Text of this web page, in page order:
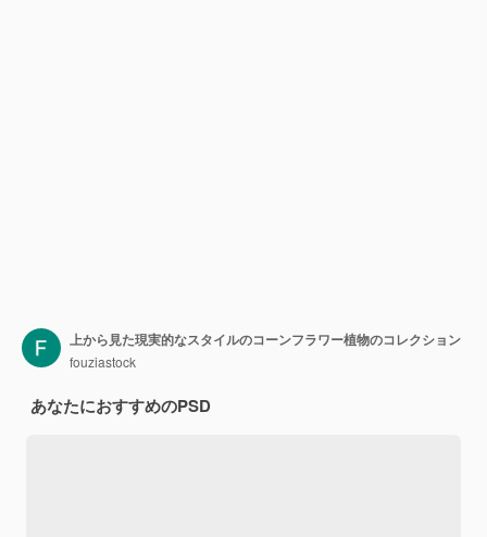
上から見た現実的なスタイルのコーンフラワー植物のコレクション
fouziastock
あなたにおすすめのPSD